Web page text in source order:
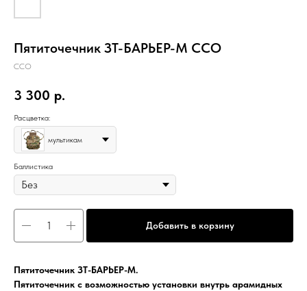
Пятиточечник ЗТ-БАРЬЕР-М ССО
ССО
3 300 р.
Расцветка:
мультикам
Баллистика
Добавить в корзину
Пятиточечник ЗТ-БАРЬЕР-М.
Пятиточечник с возможностью установки внутрь арамидных